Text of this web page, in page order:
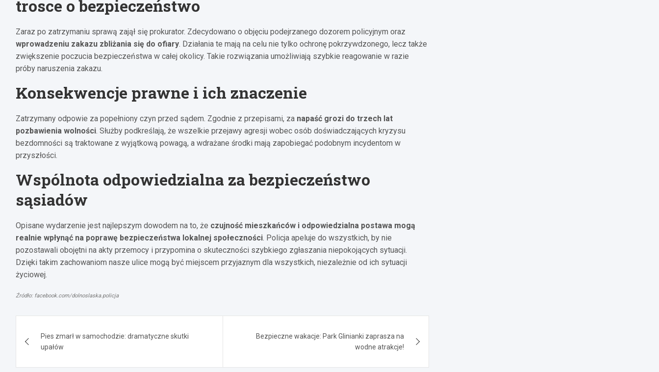
trosce o bezpieczeństwo
Zaraz po zatrzymaniu sprawą zajął się prokurator. Zdecydowano o objęciu podejrzanego dozorem policyjnym oraz
wprowadzeniu zakazu zbliżania się do ofiary. Działania te mają na celu nie tylko ochronę pokrzywdzonego, lecz także
zwiększenie poczucia bezpieczeństwa w całej okolicy. Takie rozwiązania umożliwiają szybkie reagowanie w razie
próby naruszenia zakazu.
Konsekwencje prawne i ich znaczenie
Zatrzymany odpowie za popełniony czyn przed sądem. Zgodnie z przepisami, za napaść grozi do trzech lat
pozbawienia wolności. Służby podkreślają, że wszelkie przejawy agresji wobec osób doświadczających kryzysu
bezdomności są traktowane z wyjątkową powagą, a wdrażane środki mają zapobiegać podobnym incydentom w
przyszłości.
Wspólnota odpowiedzialna za bezpieczeństwo
sąsiadów
Opisane wydarzenie jest najlepszym dowodem na to, że czujność mieszkańców i odpowiedzialna postawa mogą
realnie wpłynąć na poprawę bezpieczeństwa lokalnej społeczności. Policja apeluje do wszystkich, by nie
pozostawali obojętni na akty przemocy i przypomina o skuteczności szybkiego zgłaszania niepokojących sytuacji.
Dzięki takim zachowaniom nasze ulice mogą być miejscem przyjaznym dla wszystkich, niezależnie od ich sytuacji
życiowej.
Źródło: facebook.com/dolnoslaska.policja
wpisu
Pies zmarł w samochodzie: dramatyczne skutki
upałów
Bezpieczne wakacje: Park Glinianki zaprasza na
wodne atrakcje!